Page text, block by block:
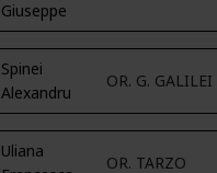
Giuseppe
Spinei
Alexandru
OR. G. GALILEI
Uliana
OR. TARZO